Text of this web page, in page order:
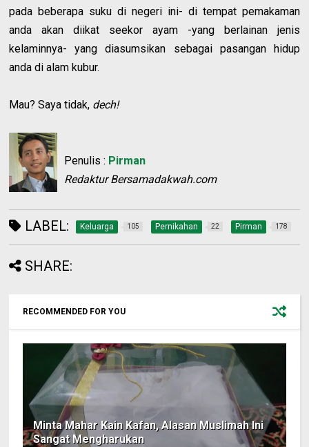
pada beberapa suku di negeri ini- di tempat pemakaman
anda akan diikat seekor ayam -yang berlainan jenis
kelaminnya- yang diasumsikan sebagai pasangan hidup
anda di alam kubur.
Mau? Saya tidak, dech!
Penulis : Pirman
Redaktur Bersamadakwah.com
LABEL: Keluarga 105 Pernikahan 22 Pirman 178
SHARE:
RECOMMENDED FOR YOU
Minta Mahar Kain Kafan, Alasan Muslimah Ini
Sangat Mengharukan